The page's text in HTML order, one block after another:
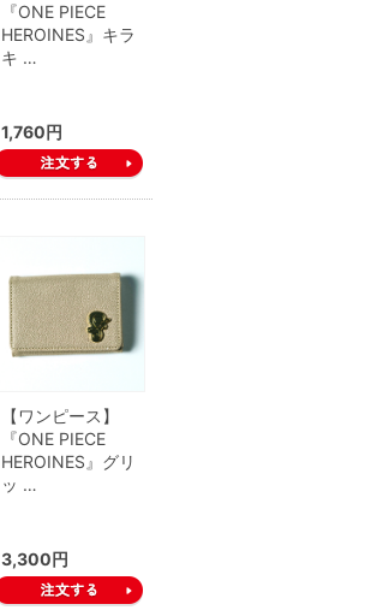
『ONE PIECE
HEROINES』キラ
キ …
1,760円
【ワンピース】
『ONE PIECE
HEROINES』グリ
ッ …
3,300円